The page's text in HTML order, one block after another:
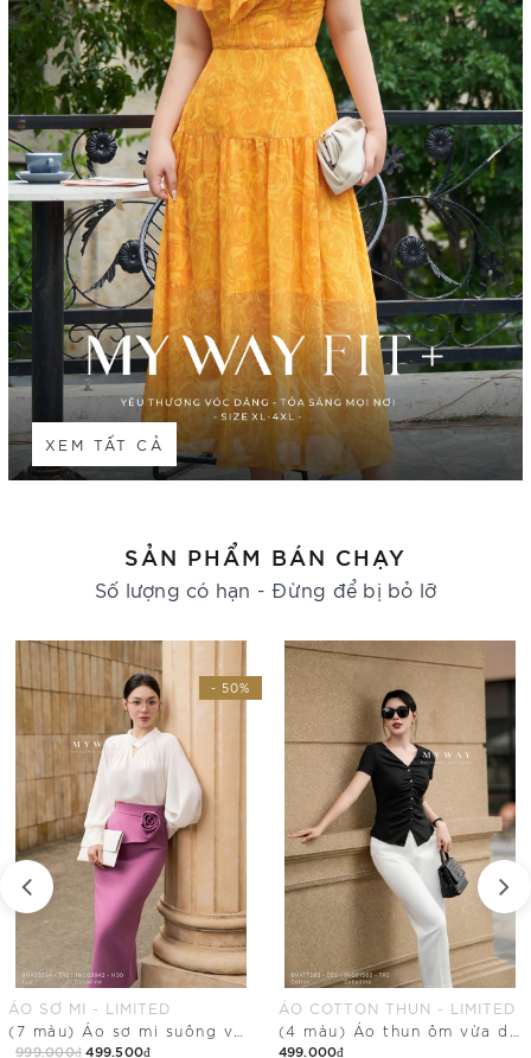
XEM TẤT CẢ
SẢN PHẨM BÁN CHẠY
Số lượng có hạn - Đừng để bị bỏ lỡ
- 50%
ÁO SƠ MI - LIMITED
999.000₫ 499.500₫
ÁO COTTON THUN - LIMITED
499.000₫